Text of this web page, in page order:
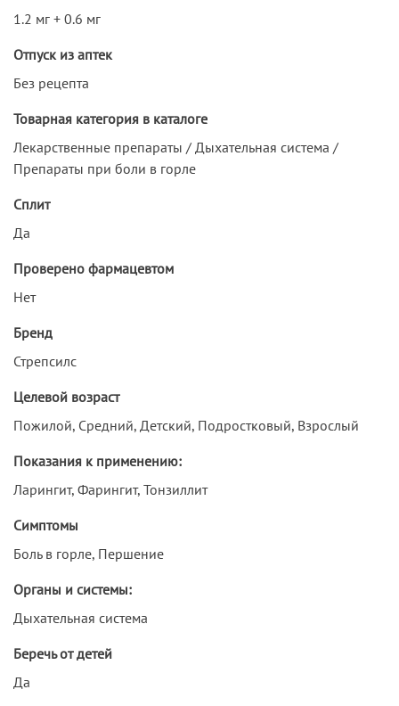
1.2 мг + 0.6 мг
Отпуск из аптек
Без рецепта
Товарная категория в каталоге
Лекарственные препараты / Дыхательная система /
Препараты при боли в горле
Сплит
Да
Проверено фармацевтом
Нет
Бренд
Стрепсилс
Целевой возраст
Пожилой, Средний, Детский, Подростковый, Взрослый
Показания к применению:
Ларингит, Фарингит, Тонзиллит
Симптомы
Боль в горле, Першение
Органы и системы:
Дыхательная система
Беречь от детей
Да